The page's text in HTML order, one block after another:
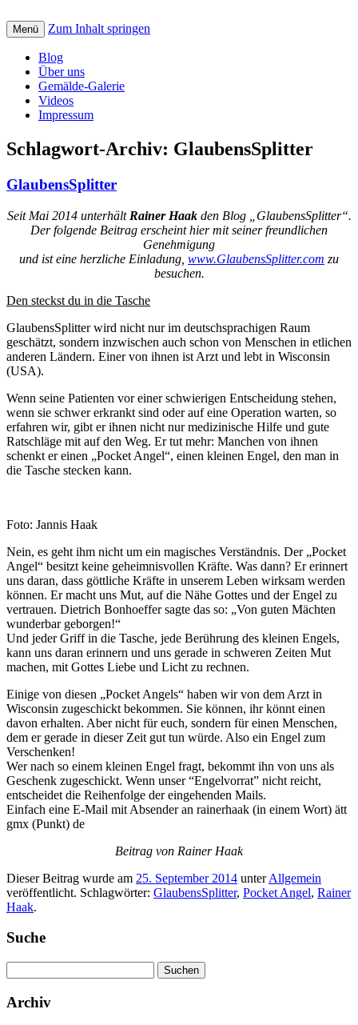
St. Petrus Kreativ
Creative art for God: Bilder, Musik, Texte
und Videos mit christlicher Botschaft
Menü Zum Inhalt springen
Blog
Über uns
Gemälde-Galerie
Videos
Impressum
Schlagwort-Archiv: GlaubensSplitter
GlaubensSplitter
Seit Mai 2014 unterhält Rainer Haak den Blog „GlaubensSplitter“.
Der folgende Beitrag erscheint hier mit seiner freundlichen
Genehmigung
und ist eine herzliche Einladung, www.GlaubensSplitter.com zu
besuchen.
Den steckst du in die Tasche
GlaubensSplitter wird nicht nur im deutschsprachigen Raum
geschätzt, sondern inzwischen auch schon von Menschen in etlichen
anderen Ländern. Einer von ihnen ist Arzt und lebt in Wisconsin
(USA).
Wenn seine Patienten vor einer schwierigen Entscheidung stehen,
wenn sie schwer erkrankt sind oder auf eine Operation warten, so
erfahren wir, gibt er ihnen nicht nur medizinische Hilfe und gute
Ratschläge mit auf den Weg. Er tut mehr: Manchen von ihnen
schenkt er einen „Pocket Angel“, einen kleinen Engel, den man in
die Tasche stecken kann.
Foto: Jannis Haak
Nein, es geht ihm nicht um ein magisches Verständnis. Der „Pocket
Angel“ besitzt keine geheimnisvollen Kräfte. Was dann? Er erinnert
uns daran, dass göttliche Kräfte in unserem Leben wirksam werden
können. Er macht uns Mut, auf die Nähe Gottes und der Engel zu
vertrauen. Dietrich Bonhoeffer sagte das so: „Von guten Mächten
wunderbar geborgen!“
Und jeder Griff in die Tasche, jede Berührung des kleinen Engels,
kann uns daran erinnern und uns gerade in schweren Zeiten Mut
machen, mit Gottes Liebe und Licht zu rechnen.
Einige von diesen „Pocket Angels“ haben wir von dem Arzt in
Wisconsin zugeschickt bekommen. Sie können, ihr könnt einen
davon erhalten. Aber nicht für euch, sondern für einen Menschen,
dem er gerade in dieser Zeit gut tun würde. Also ein Engel zum
Verschenken!
Wer nach so einem kleinen Engel fragt, bekommt ihn von uns als
Geschenk zugeschickt. Wenn unser “Engelvorrat” nicht reicht,
entscheidet die Reihenfolge der eingehenden Mails.
Einfach eine E-Mail mit Absender an rainerhaak (in einem Wort) ätt
gmx (Punkt) de
Beitrag von Rainer Haak
Dieser Beitrag wurde am 25. September 2014 unterAllgemein
veröffentlicht. Schlagwörter: GlaubensSplitter, Pocket Angel, Rainer
Haak.
Suche
nach:
Archiv